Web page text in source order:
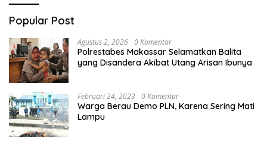
Popular Post
Agustus 2, 2026 0 Komentar
Polrestabes Makassar Selamatkan Balita
yang Disandera Akibat Utang Arisan Ibunya
Februari 24, 2023 0 Komentar
Warga Berau Demo PLN, Karena Sering Mati
Lampu